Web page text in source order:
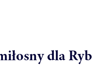
dla Ryb